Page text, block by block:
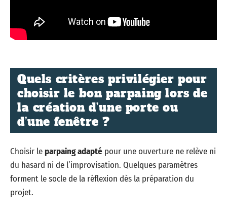
Quels critères privilégier pour
choisir le bon parpaing lors de
la création d’une porte ou
d’une fenêtre ?
Choisir leparpaing adapté pour une ouverture ne relève ni
du hasard ni de l’improvisation. Quelques paramètres
forment le socle de la réflexion dès la préparation du
projet.